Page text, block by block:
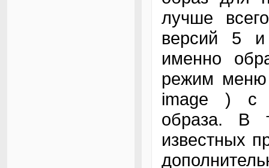
лучше
версий 5
именно
режим
image ) с
образа. В
известных